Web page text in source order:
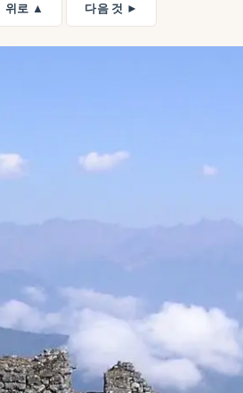
위로 ▲ 다음 것 ►